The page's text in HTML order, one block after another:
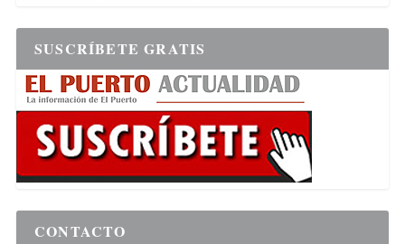
SUSCRÍBETE GRATIS
CONTACTO